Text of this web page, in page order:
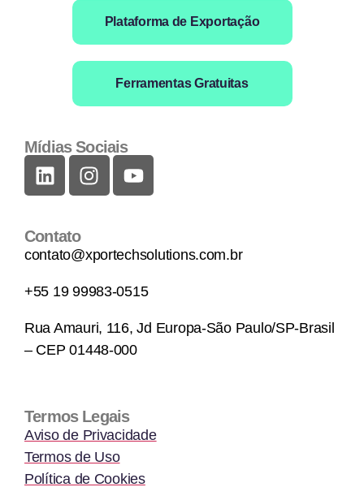
Plataforma de Exportação
Ferramentas Gratuitas
Mídias Sociais
Contato
contato@xportechsolutions.com.br
+55 19 99983-0515
Rua Amauri, 116, Jd Europa-São Paulo/SP-Brasil
– CEP 01448-000
Termos Legais
Aviso de Privacidade
Termos de Uso
Política de Cookies